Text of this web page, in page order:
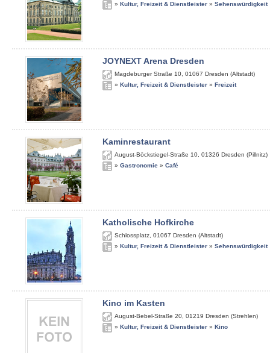
» Kultur, Freizeit & Dienstleister » Sehenswürdigkeit
JOYNEXT Arena Dresden
Magdeburger Straße 10 01067 Dresden (Altstadt)
» Kultur, Freizeit & Dienstleister » Freizeit
Kaminrestaurant
August-Böckstiegel-Straße 10 01326 Dresden (Pillnitz)
» Gastronomie » Café
Katholische Hofkirche
Schlossplatz 01067 Dresden (Altstadt)
» Kultur, Freizeit & Dienstleister » Sehenswürdigkeit
Kino im Kasten
August-Bebel-Straße 20 01219 Dresden (Strehlen)
» Kultur, Freizeit & Dienstleister » Kino